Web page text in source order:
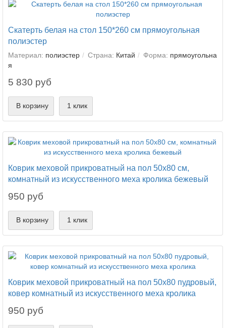
Скатерть белая на стол 150*260 см прямоугольная
полиэстер
Материал: полиэстер Страна: Китай Форма: прямоугольна
я
5 830 руб
В корзину 1 клик
Коврик меховой прикроватный на пол 50х80 см,
комнатный из искусственного меха кролика бежевый
950 руб
В корзину 1 клик
Коврик меховой прикроватный на пол 50х80 пудровый,
ковер комнатный из искусственного меха кролика
950 руб